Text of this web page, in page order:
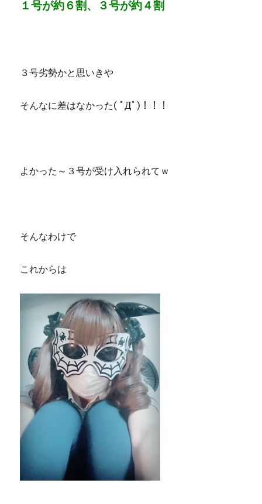
１号が約６割、３号が約４割
３号劣勢かと思いきや
そんなに差はなかった( ﾟДﾟ)！！！
よかった～３号が受け入れられてｗ
そんなわけで
これからは